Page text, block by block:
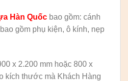
Hàn Quốc bao gồm: cánh
gồm phụ kiện, ô kính, nẹp
x 2.200 mm hoặc 800 x
kích thước mà Khách Hàng